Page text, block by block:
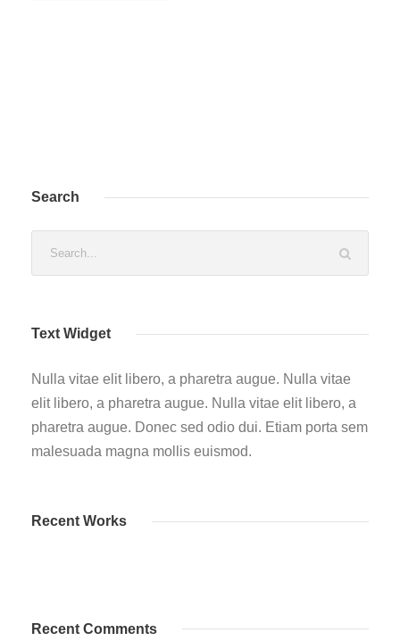
Search
Text Widget
Nulla vitae elit libero, a pharetra augue. Nulla vitae
elit libero, a pharetra augue. Nulla vitae elit libero, a
pharetra augue. Donec sed odio dui. Etiam porta sem
malesuada magna mollis euismod.
Recent Works
Recent Comments